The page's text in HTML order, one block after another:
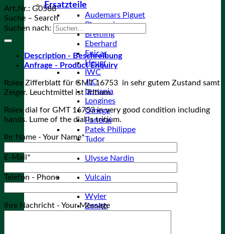
Ersatzteile
Audemars Piguet
Blancpain
Breitling
Eberhard
Enicar
Heuer
IWC
JLC
Lemania
Longines
Omega
Panerai
Patek Philippe
Tudor
Ulysse Nardin
Vulcain
Wyler
Zenith
Art.Nr.: G0588
Suche – Search
Suchen nach:
Description - Beschreibung
Anfrage - Product Enquiry
Rolex Zifferblatt für GMT 16753 in sehr gutem Zustand samt
Zeiger. Leuchtmittel ist Tritium.
Rolex dial for GMT 16753 in very good condition including
hands. Lume of the dial is tritium.
Ihr Name - Your Name*
E-Mail*
Telefon - Phone
Ihre Nachricht - Your Message